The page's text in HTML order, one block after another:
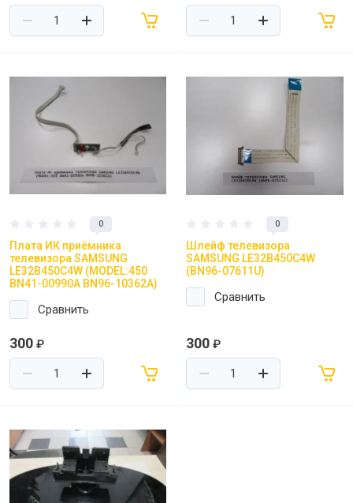
0
Плата ИК приёмника
телевизора SAMSUNG
LE32B450C4W (MODEL:450
BN41-00990A BN96-10362A)
Сравнить
300 ₽
0
Шлейф телевизора
SAMSUNG LE32B450C4W
(BN96-07611U)
Сравнить
300 ₽